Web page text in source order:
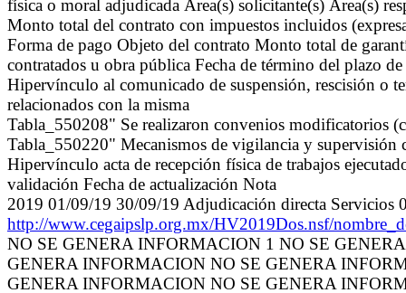
física o moral adjudicada Área(s) solicitante(s) Área(s)
Monto total del contrato con impuestos incluidos
Forma de pago Objeto del contrato Monto total de
contratados u obra pública Fecha de término del plazo
Hipervínculo al comunicado de suspensión, rescisión o
relacionados con la misma
Tabla_550208" Se realizaron convenios modificatorios
Tabla_550220" Mecanismos de vigilancia y supervisión
Hipervínculo acta de recepción física de trabajos
validación Fecha de actualización Nota
2019 01/09/19 30/09/19 Adjudicación directa
http://www.cegaipslp.org.mx/HV2019Dos.nsf/
NO SE GENERA INFORMACION 1 NO SE
GENERA INFORMACION NO SE GENERA
GENERA INFORMACION NO SE GENERA